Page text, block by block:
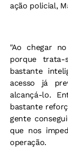
ação policial,
"Ao chegar
porque
bastante
acesso já
alcançá-lo.
bastante
gente
que nos
operação.